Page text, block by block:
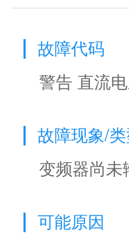
| 故障代码
警告 直流
| 故障现象/
变频器尚
| 可能原因